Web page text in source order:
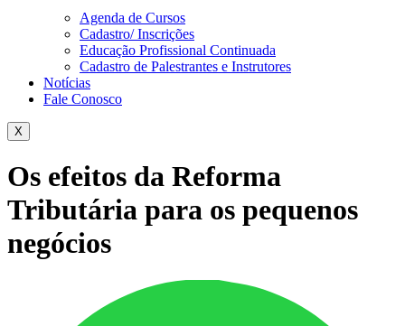
Agenda de Cursos
Cadastro/ Inscrições
Educação Profissional Continuada
Cadastro de Palestrantes e Instrutores
Notícias
Fale Conosco
X
Os efeitos da Reforma
Tributária para os pequenos
negócios